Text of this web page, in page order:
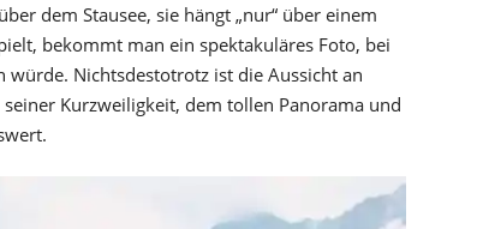
dem Stausee, sie hängt „nur“ über einem
bekommt man ein spektakuläres Foto, bei
würde. Nichtsdestotrotz ist die Aussicht an
Kurzweiligkeit, dem tollen Panorama und